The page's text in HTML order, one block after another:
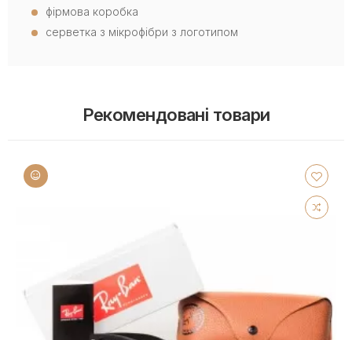
фірмова коробка
серветка з мікрофібри з логотипом
Рекомендовані товари